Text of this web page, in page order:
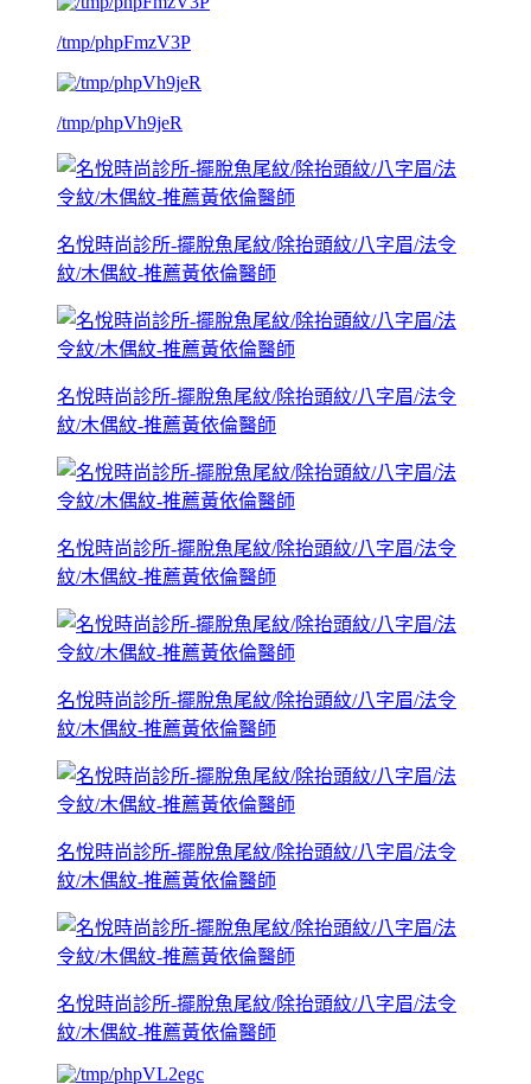
/tmp/phpFmzV3P
/tmp/phpVh9jeR
名悅時尚診所-擺脫魚尾紋/除抬頭紋/八字眉/法令
紋/木偶紋-推薦黃依倫醫師
名悅時尚診所-擺脫魚尾紋/除抬頭紋/八字眉/法令
紋/木偶紋-推薦黃依倫醫師
名悅時尚診所-擺脫魚尾紋/除抬頭紋/八字眉/法令
紋/木偶紋-推薦黃依倫醫師
名悅時尚診所-擺脫魚尾紋/除抬頭紋/八字眉/法令
紋/木偶紋-推薦黃依倫醫師
名悅時尚診所-擺脫魚尾紋/除抬頭紋/八字眉/法令
紋/木偶紋-推薦黃依倫醫師
名悅時尚診所-擺脫魚尾紋/除抬頭紋/八字眉/法令
紋/木偶紋-推薦黃依倫醫師